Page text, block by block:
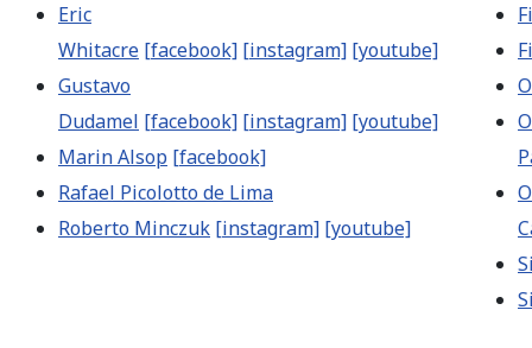
Eric
Whitacre [facebook] [instagram] [youtube]
Gustavo
Dudamel [facebook] [instagram] [youtube]
Marin Alsop [facebook]
Rafael Picolotto de Lima
Roberto Minczuk [instagram] [youtube]